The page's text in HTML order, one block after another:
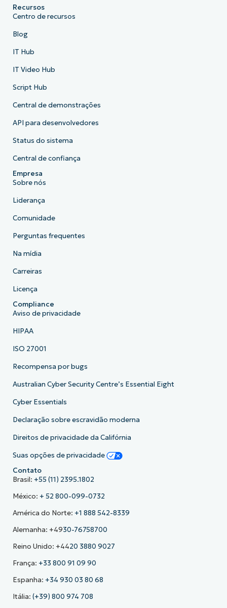
Recursos
Centro de recursos
Blog
IT Hub
IT Video Hub
Script Hub
Central de demonstrações
API para desenvolvedores
Status do sistema
Central de confiança
Empresa
Sobre nós
Liderança
Comunidade
Perguntas frequentes
Na mídia
Carreiras
Licença
Compliance
Aviso de privacidade
HIPAA
ISO 27001
Recompensa por bugs
Australian Cyber Security Centre’s Essential Eight
Cyber Essentials
Declaração sobre escravidão moderna
Direitos de privacidade da Califórnia
Suas opções de privacidade
Contato
Brasil: +55 (11) 2395.1802
México: + 52 800-099-0732
América do Norte: +1 888 542-8339
Alemanha: +4930-76758700
Reino Unido: +4420 3880 9027
França: +33 800 91 09 90
Espanha: +34 930 03 80 68
Itália: (+39) 800 974 708